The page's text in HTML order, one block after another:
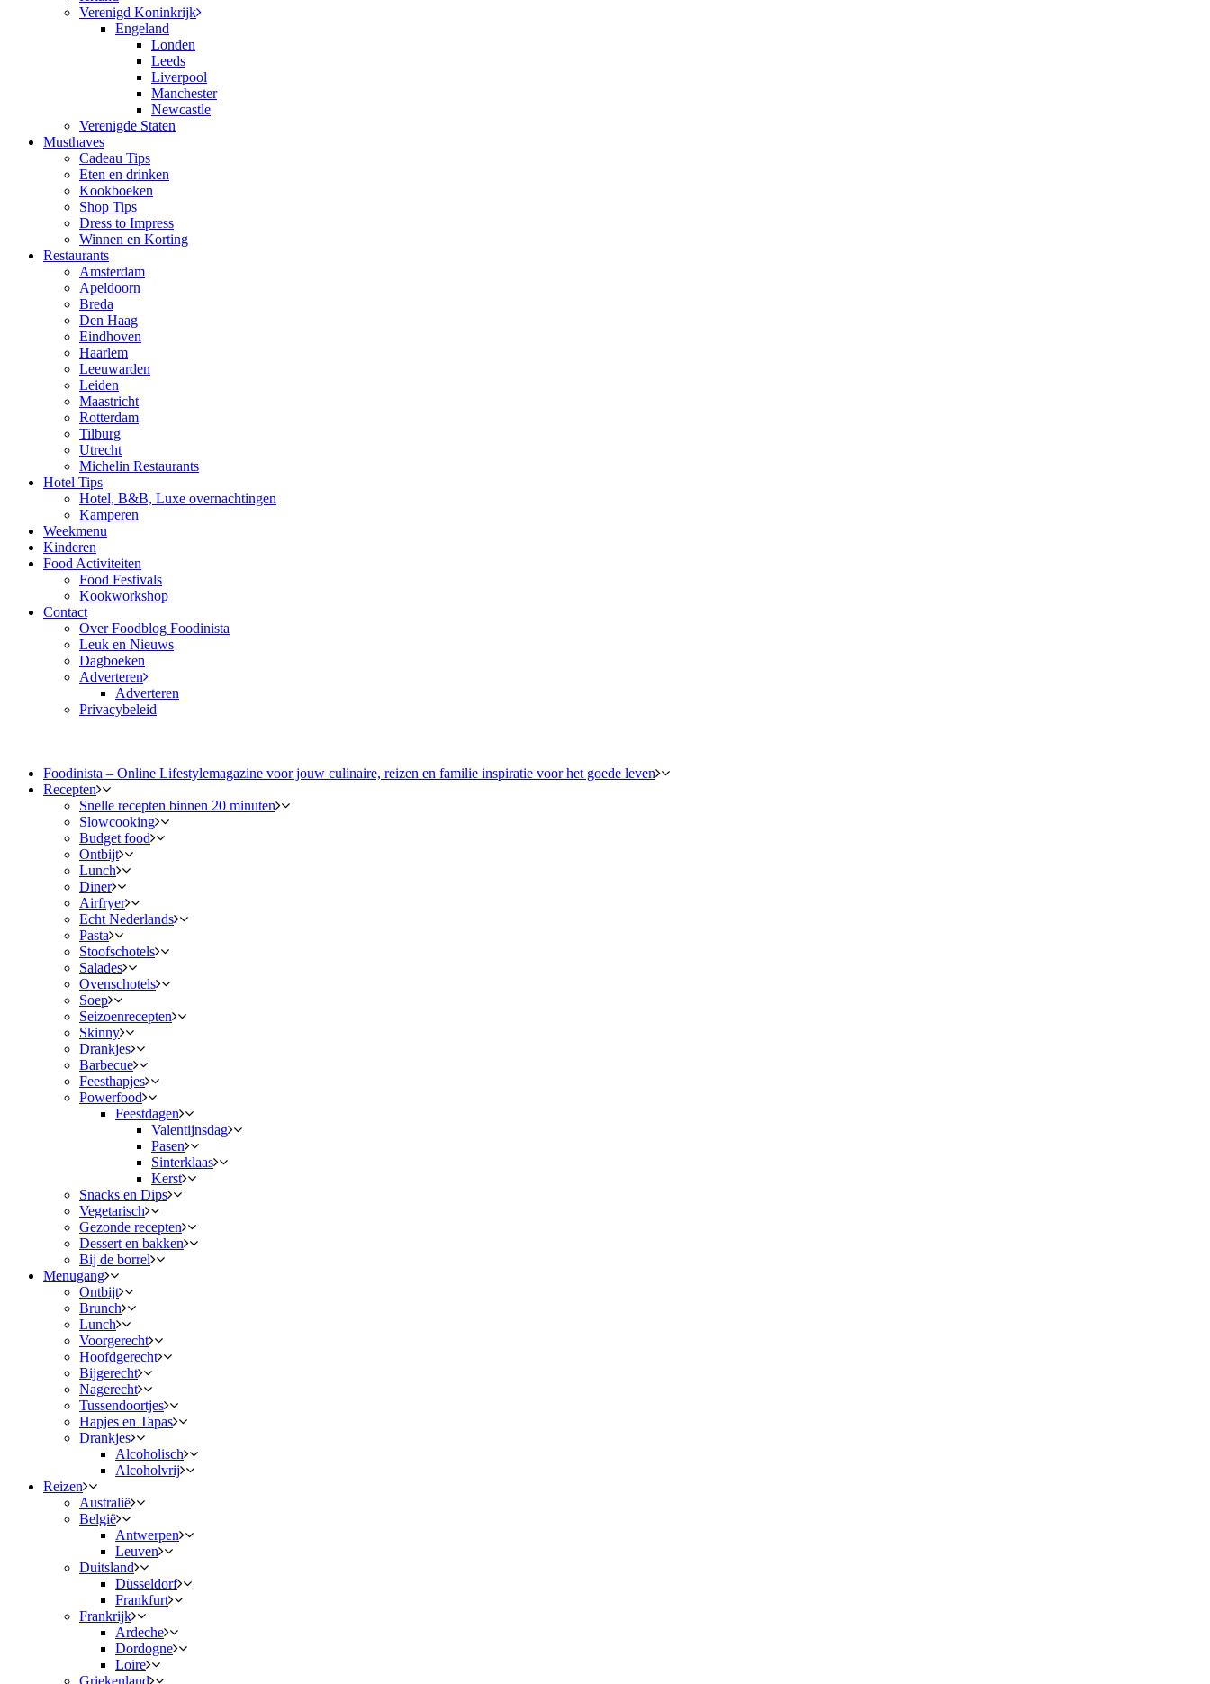
Verenigd Koninkrijk
Engeland
Londen
Leeds
Liverpool
Manchester
Newcastle
Verenigde Staten
Musthaves
Cadeau Tips
Eten en drinken
Kookboeken
Shop Tips
Dress to Impress
Winnen en Korting
Restaurants
Amsterdam
Apeldoorn
Breda
Den Haag
Eindhoven
Haarlem
Leeuwarden
Leiden
Maastricht
Rotterdam
Tilburg
Utrecht
Michelin Restaurants
Hotel Tips
Hotel, B&B, Luxe overnachtingen
Kamperen
Weekmenu
Kinderen
Food Activiteiten
Food Festivals
Kookworkshop
Contact
Over Foodblog Foodinista
Leuk en Nieuws
Dagboeken
Adverteren
Adverteren
Privacybeleid
Foodinista – Online Lifestylemagazine voor jouw culinaire, reizen en familie inspiratie voor het goede leven
Recepten
Snelle recepten binnen 20 minuten
Slowcooking
Budget food
Ontbijt
Lunch
Diner
Airfryer
Echt Nederlands
Pasta
Stoofschotels
Salades
Ovenschotels
Soep
Seizoenrecepten
Skinny
Drankjes
Barbecue
Feesthapjes
Powerfood
Feestdagen
Valentijnsdag
Pasen
Sinterklaas
Kerst
Snacks en Dips
Vegetarisch
Gezonde recepten
Dessert en bakken
Bij de borrel
Menugang
Ontbijt
Brunch
Lunch
Voorgerecht
Hoofdgerecht
Bijgerecht
Nagerecht
Tussendoortjes
Hapjes en Tapas
Drankjes
Alcoholisch
Alcoholvrij
Reizen
Australië
België
Antwerpen
Leuven
Duitsland
Düsseldorf
Frankfurt
Frankrijk
Ardeche
Dordogne
Loire